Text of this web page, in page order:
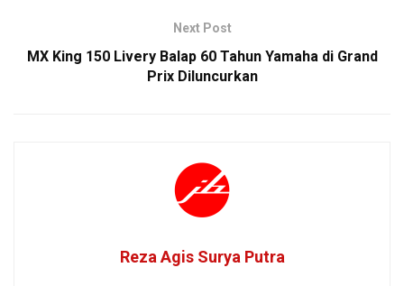
Next Post
MX King 150 Livery Balap 60 Tahun Yamaha di Grand
Prix Diluncurkan
Reza Agis Surya Putra